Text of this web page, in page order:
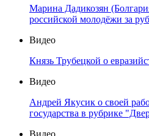
Марина Дадикозян
российской молодёжи за
Видео
Князь Трубецкой о
Видео
Андрей Якусик о своей
государства в рубрике